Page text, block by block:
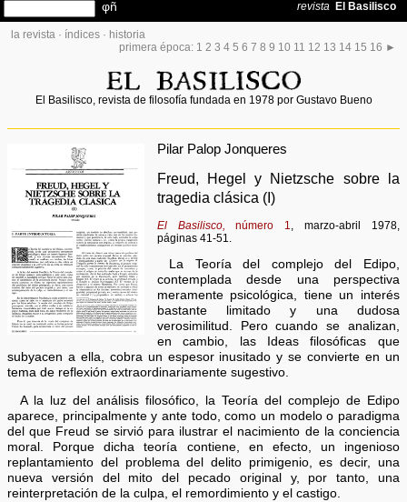
la revista · índices · historia
primera época: 1 2 3 4 5 6 7 8 9 10 11 12 13 14 15 16 ►
El Basilisco, revista de filosofía fundada en 1978 por Gustavo Bueno
Pilar Palop Jonqueres
Freud, Hegel y Nietzsche sobre la
tragedia clásica (I)
El Basilisco, número 1, marzo-abril 1978,
páginas 41-51.
La Teoría del complejo del Edipo,
contemplada desde una perspectiva
meramente psicológica, tiene un interés
bastante limitado y una dudosa
verosimilitud. Pero cuando se analizan,
en cambio, las Ideas filosóficas que
subyacen a ella, cobra un espesor inusitado y se convierte en un
tema de reflexión extraordinariamente sugestivo.
A la luz del análisis filosófico, la Teoría del complejo de Edipo
aparece, principalmente y ante todo, como un modelo o paradigma
del que Freud se sirvió para ilustrar el nacimiento de la conciencia
moral. Porque dicha teoría contiene, en efecto, un ingenioso
replantamiento del problema del delito primigenio, es decir, una
nueva versión del mito del pecado original y, por tanto, una
reinterpretación de la culpa, el remordimiento y el castigo.